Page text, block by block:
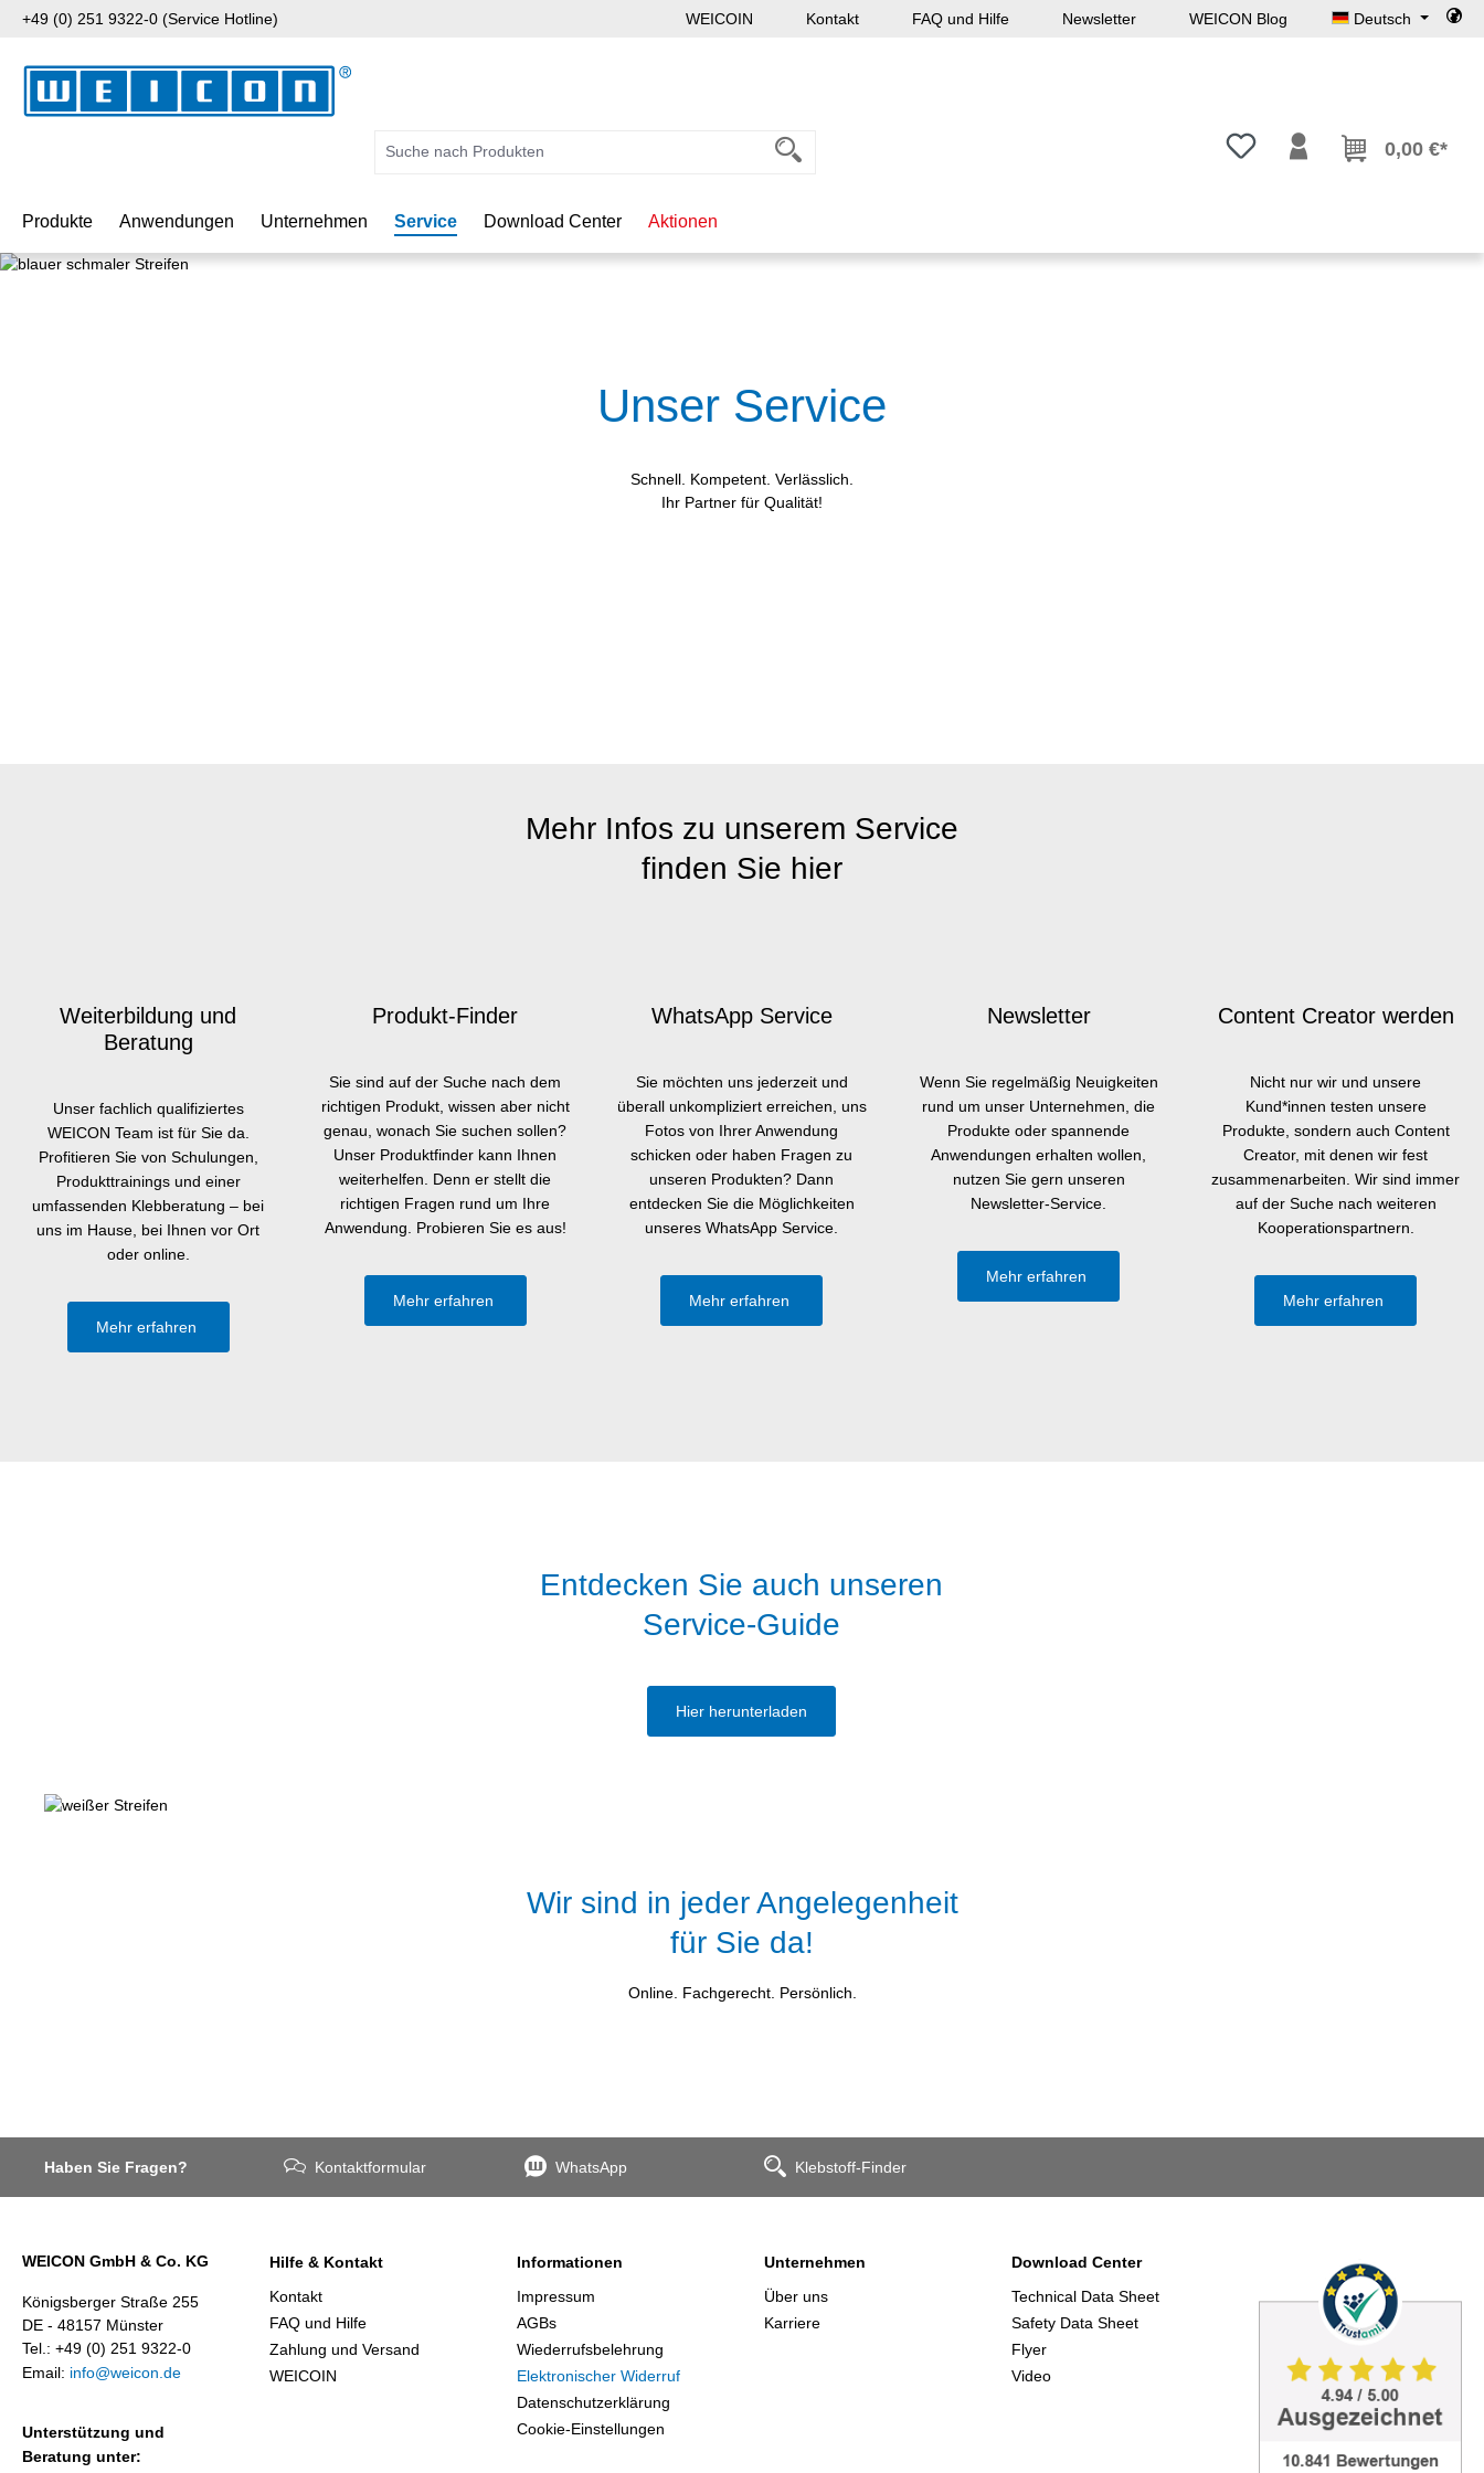
Hauptinhalt springen
Zur Suche springen
Zur Hauptnavigation springen
+49 (0) 251 9322-0 (Service Hotline) WEICOIN Kontakt FAQ und Hilfe Newsletter WEICON Blog Deutsch
Du hast 0 Produkte auf dem
0,00 €*
Produkte Anwendungen Unternehmen Service Download Center Aktionen
Unser Service
Schnell. Kompetent. Verlässlich.
Ihr Partner für Qualität!
Mehr Infos zu unserem Service
finden Sie hier
Weiterbildung und
Beratung
Unser fachlich qualifiziertes
WEICON Team ist für Sie da.
Profitieren Sie von Schulungen,
Produkttrainings und einer
umfassenden Klebberatung – bei
uns im Hause, bei Ihnen vor Ort
oder online.
Mehr erfahren
Produkt-Finder
Sie sind auf der Suche nach dem
richtigen Produkt, wissen aber nicht
genau, wonach Sie suchen sollen?
Unser Produktfinder kann Ihnen
weiterhelfen. Denn er stellt die
richtigen Fragen rund um Ihre
Anwendung. Probieren Sie es aus!
Mehr erfahren
WhatsApp Service
Sie möchten uns jederzeit und
überall unkompliziert erreichen, uns
Fotos von Ihrer Anwendung
schicken oder haben Fragen zu
unseren Produkten? Dann
entdecken Sie die Möglichkeiten
unseres WhatsApp Service.
Mehr erfahren
Newsletter
Wenn Sie regelmäßig Neuigkeiten
rund um unser Unternehmen, die
Produkte oder spannende
Anwendungen erhalten wollen,
nutzen Sie gern unseren
Newsletter-Service.
Mehr erfahren
Content Creator werden
Nicht nur wir und unsere
Kund*innen testen unsere
Produkte, sondern auch Content
Creator, mit denen wir fest
zusammenarbeiten. Wir sind immer
auf der Suche nach weiteren
Kooperationspartnern.
Mehr erfahren
Entdecken Sie auch unseren
Service-Guide
Hier herunterladen
Wir sind in jeder Angelegenheit
für Sie da!
Online. Fachgerecht. Persönlich.
Haben Sie Fragen? Kontaktformular WhatsApp Klebstoff-Finder
WEICON GmbH & Co. KG
Königsberger Straße 255
DE - 48157 Münster
Tel.: +49 (0) 251 9322-0
Email: info@weicon.de
Unterstützung und
Beratung unter:
Hilfe & Kontakt
Kontakt
FAQ und Hilfe
Zahlung und Versand
WEICOIN
Informationen
Impressum
AGBs
Wiederrufsbelehrung
Elektronischer Widerruf
Datenschutzerklärung
Cookie-Einstellungen
Unternehmen
Über uns
Karriere
Download Center
Technical Data Sheet
Safety Data Sheet
Flyer
Video